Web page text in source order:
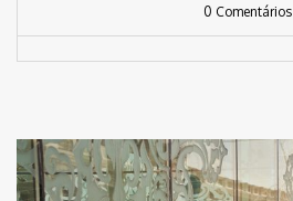
0 Comentários